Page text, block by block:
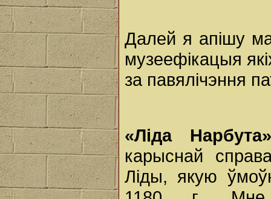
Далей я апішу
музеефікацыя
за павялічэння
«Ліда Нарбута»
карыснай
Ліды, якую